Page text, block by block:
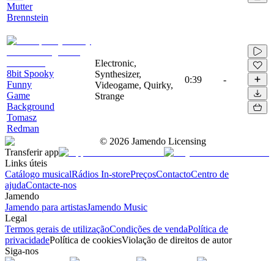
Mutter
Brennstein
8bit Spooky
Funny
Game
Background
Tomasz
Redman
Electronic,
Synthesizer,
Videogame, Quirky,
Strange
0:39 -
© 2026 Jamendo Licensing
Transferir app
Links úteis
Catálogo musicalRádios In-storePreçosContactoCentro de
ajudaContacte-nos
Jamendo
Jamendo para artistasJamendo Music
Legal
Termos gerais de utilizaçãoCondições de vendaPolítica de
privacidadePolítica de cookiesViolação de direitos de autor
Siga-nos